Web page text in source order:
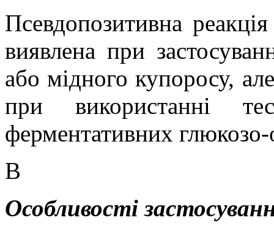
Псевдопозитивна
виявлена при
або мідного купоросу,
при використанні
ферментативних глюкозо-
В
Особливості